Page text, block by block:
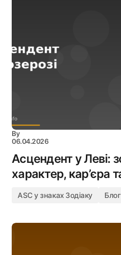
By
06.04.2026
Асцендент у Леві:
характер, кар’єра
ASC у знаках Зодіаку Блог